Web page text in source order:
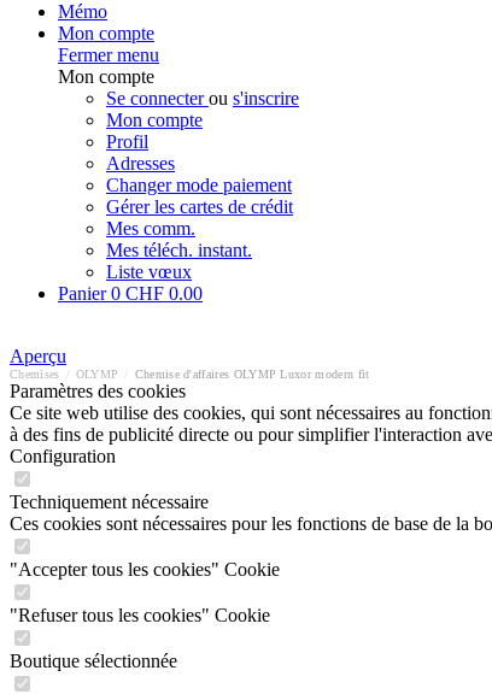
Mémo
Mon compte
Fermer menu
Mon compte
Se connecterou s'inscrire
Mon compte
Profil
Adresses
Changer mode paiement
Gérer les cartes de crédit
Mes comm.
Mes téléch. instant.
Liste vœux
Panier0 CHF 0.00
Aperçu
Chemises OLYMP Chemise d'affaires OLYMP Luxor modern fit
Paramètres des cookies
Ce site web utilise des cookies, qui sont nécessaires au
à des fins de publicité directe ou pour simplifier l'interaction
Configuration
Techniquement nécessaire
Ces cookies sont nécessaires pour les fonctions de base de la
"Accepter tous les cookies" Cookie
"Refuser tous les cookies" Cookie
Boutique sélectionnée